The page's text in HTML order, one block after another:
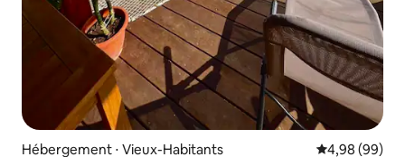
Hébergement ⋅ Vieux-Habitants Évaluation
4,98 (99)